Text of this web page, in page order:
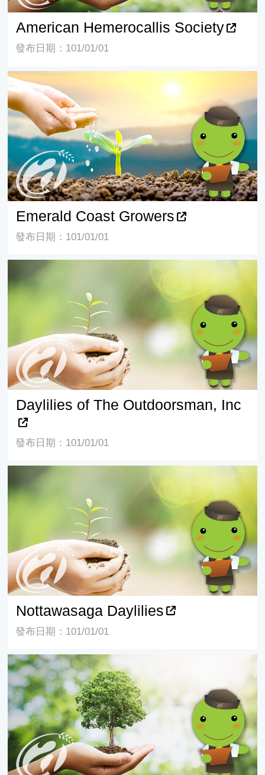
American Hemerocallis Society
發布日期：101/01/01
Emerald Coast Growers
Emerald Coast Growers
發布日期：101/01/01
Daylilies of The Outdoorsman, Inc
Daylilies of The Outdoorsman, Inc
發布日期：101/01/01
Nottawasaga Daylilies
Nottawasaga Daylilies
發布日期：101/01/01
Bloomingfields Farm Daylilies